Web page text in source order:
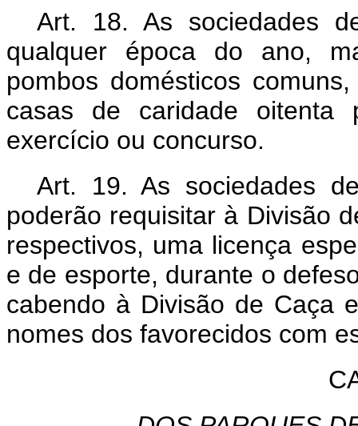
Art. 18. As sociedades
qualquer época do ano,
pombos domésticos
casas de caridade
exercício ou concurso.
Art. 19. As sociedades
poderão requisitar à Divisão
respectivos, uma licença
e de esporte, durante o
cabendo à Divisão de Caça
nomes dos favorecidos com